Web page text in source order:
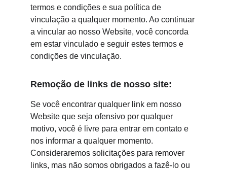
termos e condições e sua política de
vinculação a qualquer momento. Ao continuar
a vincular ao nosso Website, você concorda
em estar vinculado e seguir estes termos e
condições de vinculação.
Remoção de links de nosso site:
Se você encontrar qualquer link em nosso
Website que seja ofensivo por qualquer
motivo, você é livre para entrar em contato e
nos informar a qualquer momento.
Consideraremos solicitações para remover
links, mas não somos obrigados a fazê-lo ou